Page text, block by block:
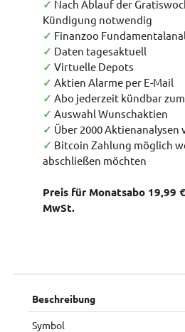
✓ Nach Ablauf der
Kündigung notwendig
✓ Finanzoo
✓ Daten tagesaktuell
✓ Virtuelle Depots
✓ Aktien Alarme per E-Mail
✓ Abo jederzeit kündbar
✓ Auswahl Wunschaktien
✓ Über 2000 Aktienanalysen
✓ Bitcoin Zahlung möglich
abschließen möchten
Preis für Monatsabo 19,99
MwSt.
Beschreibung
Symbol